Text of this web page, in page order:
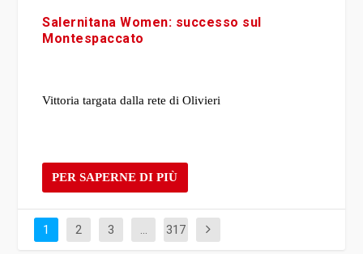
Salernitana Women: successo sul
Montespaccato
Vittoria targata dalla rete di Olivieri
PER SAPERNE DI PIÙ
1 2 3 … 317